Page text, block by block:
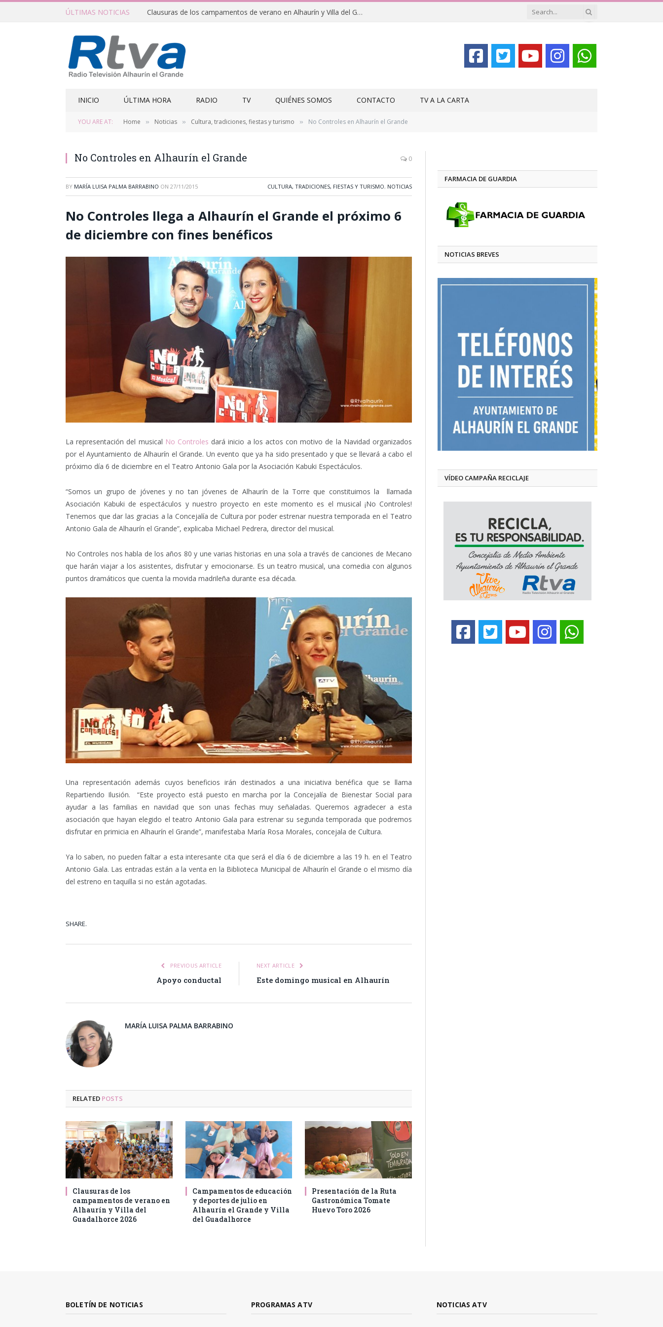
ÚLTIMAS NOTICIAS Clausuras de los campamentos de verano en Alhaurín y Villa del Guadalhorce 2026
INICIO ÚLTIMA HORA RADIO TV QUIÉNES SOMOS CONTACTO TV A LA CARTA
YOU ARE AT: Home » Noticias » Cultura, tradiciones, fiestas y turismo » No Controles en Alhaurín el Grande
No Controles en Alhaurín el Grande 0
BY MARÍA LUISA PALMA BARRABINO ON 27/11/2015 CULTURA, TRADICIONES, FIESTAS Y TURISMO, NOTICIAS
No Controles llega a Alhaurín el Grande el próximo 6
de diciembre con fines benéficos
La representación del musical No Controles dará inicio a los actos con motivo de la Navidad organizados
por el Ayuntamiento de Alhaurín el Grande. Un evento que ya ha sido presentado y que se llevará a cabo el
próximo día 6 de diciembre en el Teatro Antonio Gala por la Asociación Kabuki Espectáculos.
“Somos un grupo de jóvenes y no tan jóvenes de Alhaurín de la Torre que constituimos la llamada
Asociación Kabuki de espectáculos y nuestro proyecto en este momento es el musical ¡No Controles!
Tenemos que dar las gracias a la Concejalía de Cultura por poder estrenar nuestra temporada en el Teatro
Antonio Gala de Alhaurín el Grande”, explicaba Michael Pedrera, director del musical.
No Controles nos habla de los años 80 y une varias historias en una sola a través de canciones de Mecano
que harán viajar a los asistentes, disfrutar y emocionarse. Es un teatro musical, una comedia con algunos
puntos dramáticos que cuenta la movida madrileña durante esa década.
Una representación además cuyos beneficios irán destinados a una iniciativa benéfica que se llama
Repartiendo Ilusión. “Este proyecto está puesto en marcha por la Concejalía de Bienestar Social para
ayudar a las familias en navidad que son unas fechas muy señaladas. Queremos agradecer a esta
asociación que hayan elegido el teatro Antonio Gala para estrenar su segunda temporada que podremos
disfrutar en primicia en Alhaurín el Grande”, manifestaba María Rosa Morales, concejala de Cultura.
Ya lo saben, no pueden faltar a esta interesante cita que será el día 6 de diciembre a las 19 h. en el Teatro
Antonio Gala. Las entradas están a la venta en la Biblioteca Municipal de Alhaurín el Grande o el mismo día
del estreno en taquilla si no están agotadas.
SHARE.
PREVIOUS ARTICLE
Apoyo conductal
NEXT ARTICLE
Este domingo musical en Alhaurín
MARÍA LUISA PALMA BARRABINO
RELATED POSTS
Clausuras de los
campamentos de verano en
Alhaurín y Villa del
Guadalhorce 2026
Campamentos de educación
y deportes de julio en
Alhaurín el Grande y Villa
del Guadalhorce
Presentación de la Ruta
Gastronómica Tomate
Huevo Toro 2026
FARMACIA DE GUARDIA
NOTICIAS BREVES
VÍDEO CAMPAÑA RECICLAJE
BOLETÍN DE NOTICIAS PROGRAMAS ATV NOTICIAS ATV